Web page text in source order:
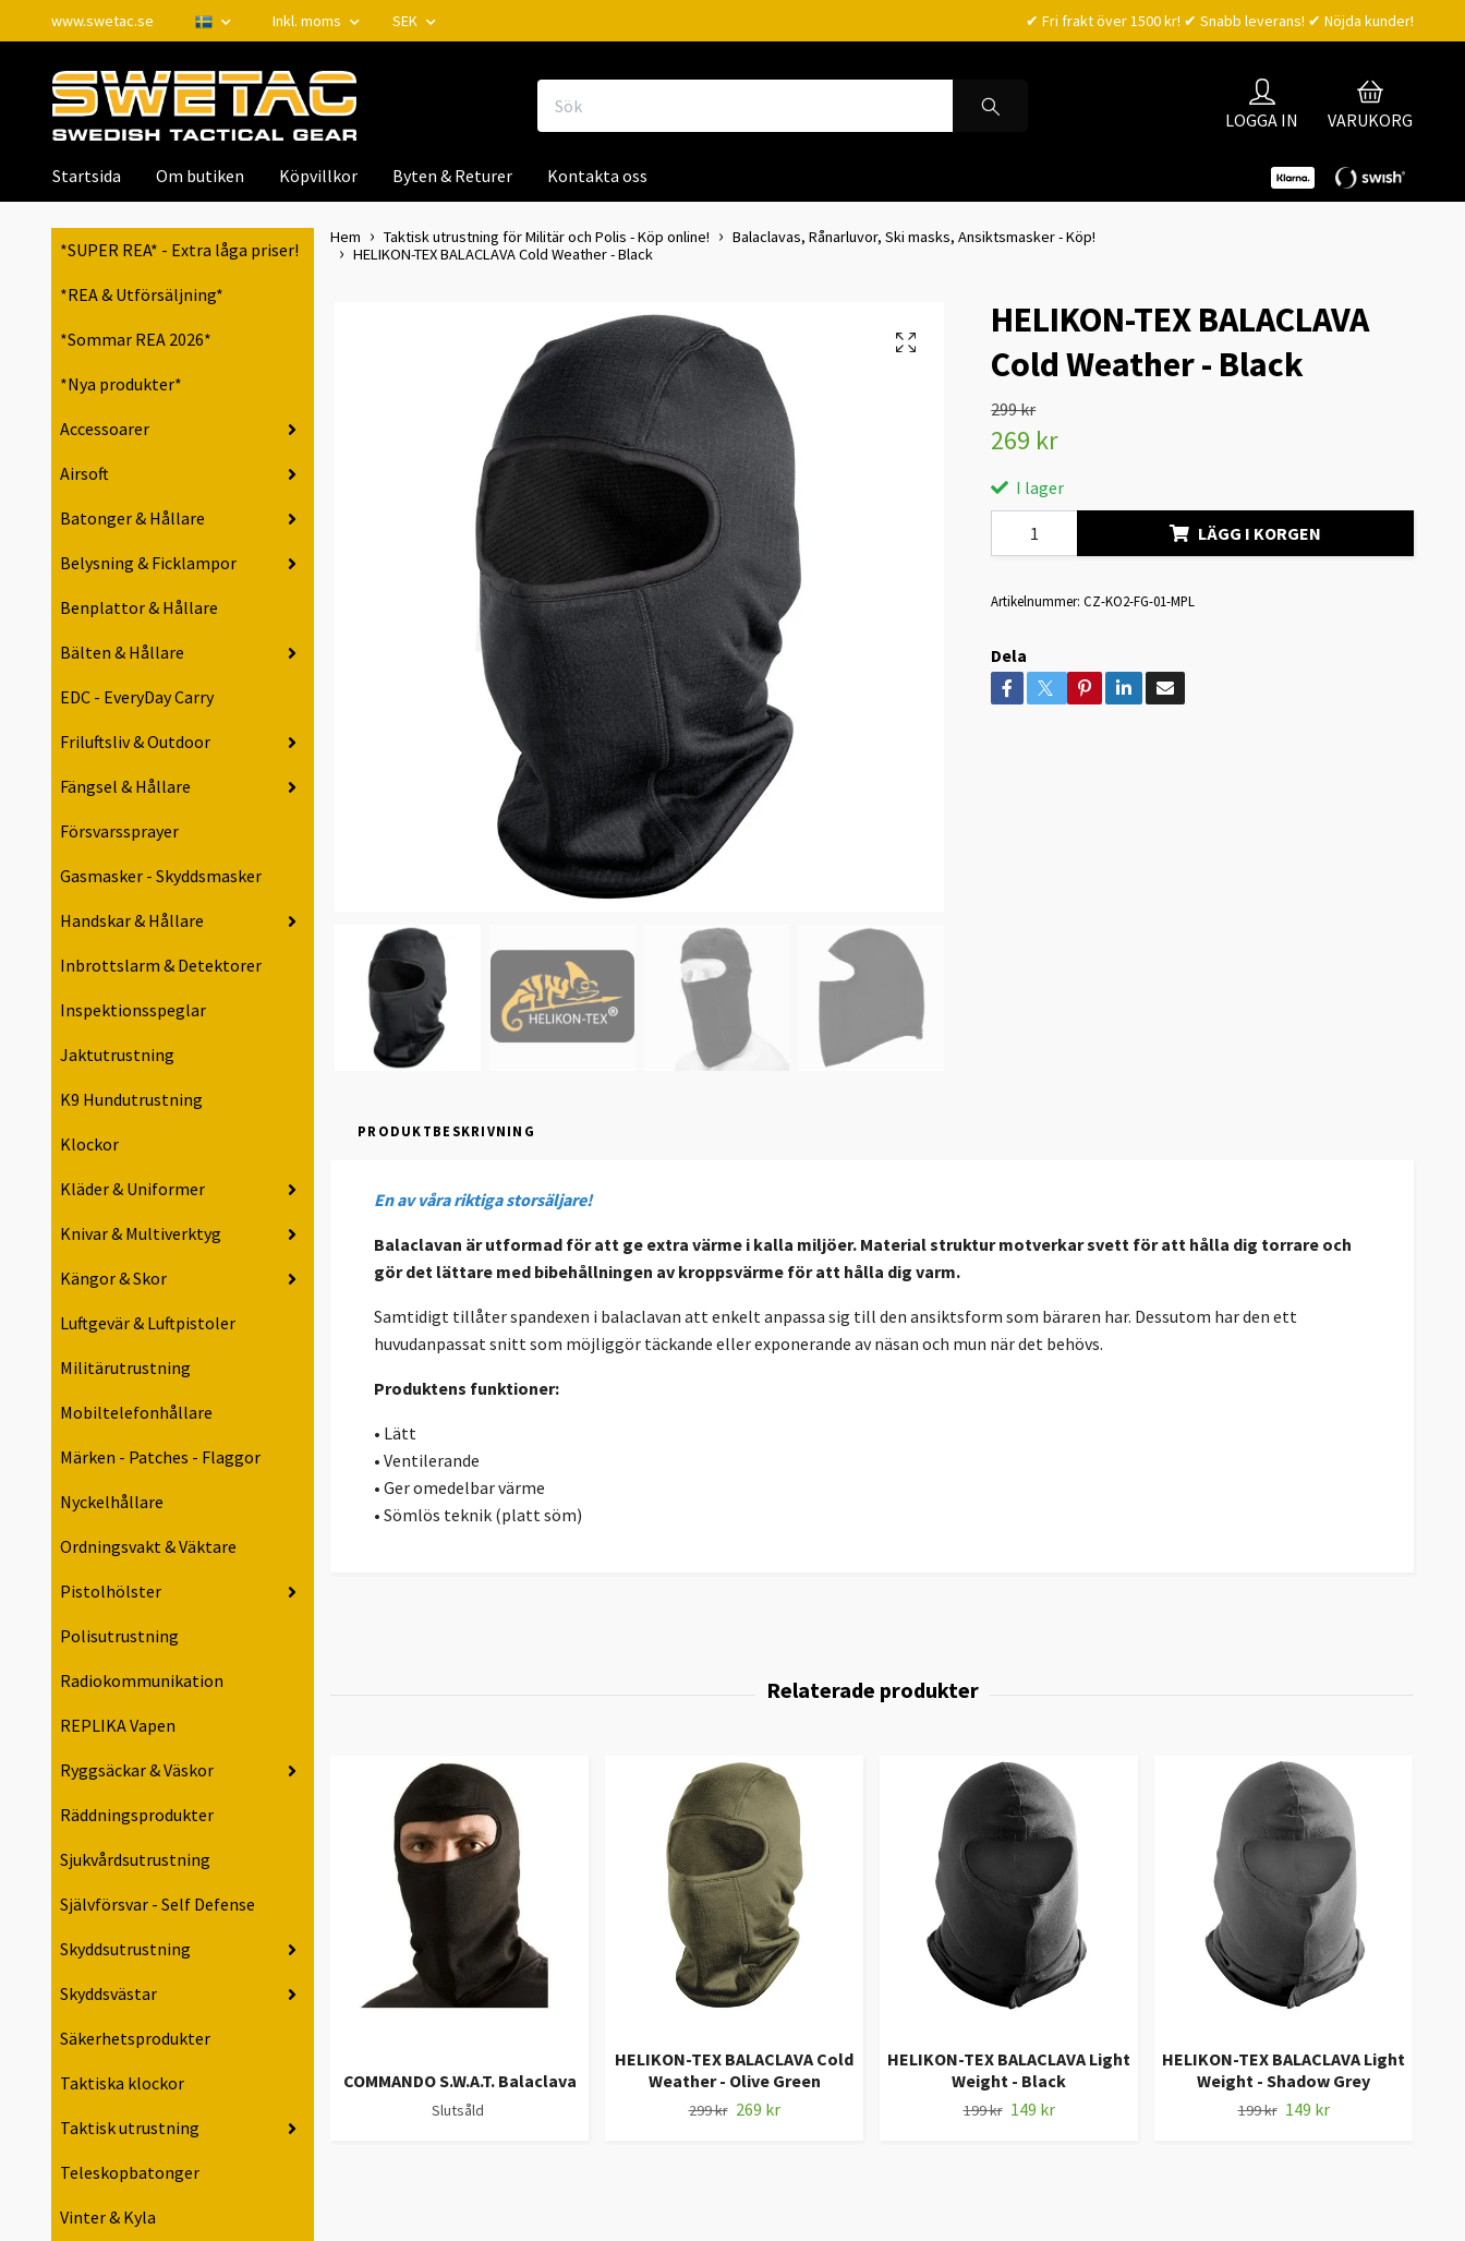
www.swetac.se Inkl. moms SEK ✔ Fri frakt över 1500 kr! ✔ Snabb leverans! ✔ Nöjda kunder!
LOGGA IN VARUKORG
Startsida Om butiken Köpvillkor Byten & Returer Kontakta oss
*SUPER REA* - Extra låga priser!
*REA & Utförsäljning*
*Sommar REA 2026*
*Nya produkter*
Accessoarer
Airsoft
Batonger & Hållare
Belysning & Ficklampor
Benplattor & Hållare
Bälten & Hållare
EDC - EveryDay Carry
Friluftsliv & Outdoor
Fängsel & Hållare
Försvarssprayer
Gasmasker - Skyddsmasker
Handskar & Hållare
Inbrottslarm & Detektorer
Inspektionsspeglar
Jaktutrustning
K9 Hundutrustning
Klockor
Kläder & Uniformer
Knivar & Multiverktyg
Kängor & Skor
Luftgevär & Luftpistoler
Militärutrustning
Mobiltelefonhållare
Märken - Patches - Flaggor
Nyckelhållare
Ordningsvakt & Väktare
Pistolhölster
Polisutrustning
Radiokommunikation
REPLIKA Vapen
Ryggsäckar & Väskor
Räddningsprodukter
Sjukvårdsutrustning
Självförsvar - Self Defense
Skyddsutrustning
Skyddsvästar
Säkerhetsprodukter
Taktiska klockor
Taktisk utrustning
Teleskopbatonger
Vinter & Kyla
Hem Taktisk utrustning för Militär och Polis - Köp online!
Balaclavas, Rånarluvor, Ski masks, Ansiktsmasker - Köp!
HELIKON-TEX BALACLAVA Cold Weather - Black
HELIKON-TEX BALACLAVA
Cold Weather - Black
299 kr
269 kr
I lager
LÄGG I KORGEN
Artikelnummer: CZ-KO2-FG-01-MPL
Dela
PRODUKTBESKRIVNING
En av våra riktiga storsäljare!
Balaclavan är utformad för att ge extra värme i kalla miljöer. Material struktur motverkar svett för att hålla dig torrare och
gör det lättare med bibehållningen av kroppsvärme för att hålla dig varm.
Samtidigt tillåter spandexen i balaclavan att enkelt anpassa sig till den ansiktsform som bäraren har. Dessutom har den ett
huvudanpassat snitt som möjliggör täckande eller exponerande av näsan och mun när det behövs.
Produktens funktioner:
• Lätt
• Ventilerande
• Ger omedelbar värme
• Sömlös teknik (platt söm)
COMMANDO S.W.A.T. Balaclava
Slutsåld
HELIKON-TEX BALACLAVA Cold
Weather - Olive Green
299 kr 269 kr
HELIKON-TEX BALACLAVA Light
Weight - Black
199 kr 149 kr
HELIKON-TEX BALACLAVA Light
Weight - Shadow Grey
199 kr 149 kr